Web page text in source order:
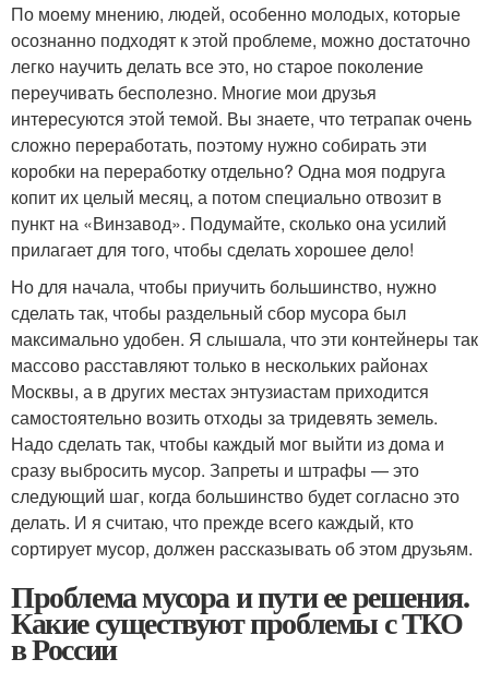
По моему мнению, людей, особенно молодых, которые
осознанно подходят к этой проблеме, можно достаточно
легко научить делать все это, но старое поколение
переучивать бесполезно. Многие мои друзья
интересуются этой темой. Вы знаете, что тетрапак очень
сложно переработать, поэтому нужно собирать эти
коробки на переработку отдельно? Одна моя подруга
копит их целый месяц, а потом специально отвозит в
пункт на «Винзавод». Подумайте, сколько она усилий
прилагает для того, чтобы сделать хорошее дело!
Но для начала, чтобы приучить большинство, нужно
сделать так, чтобы раздельный сбор мусора был
максимально удобен. Я слышала, что эти контейнеры так
массово расставляют только в нескольких районах
Москвы, а в других местах энтузиастам приходится
самостоятельно возить отходы за тридевять земель.
Надо сделать так, чтобы каждый мог выйти из дома и
сразу выбросить мусор. Запреты и штрафы — это
следующий шаг, когда большинство будет согласно это
делать. И я считаю, что прежде всего каждый, кто
сортирует мусор, должен рассказывать об этом друзьям.
Проблема мусора и пути ее решения.
Какие существуют проблемы с ТКО
в России